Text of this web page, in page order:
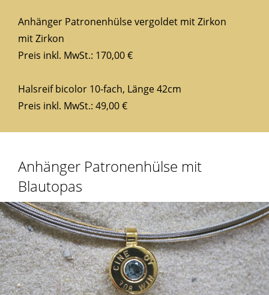
Anhänger Patronenhülse vergoldet mit Zirkon
mit Zirkon
Preis inkl. MwSt.: 170,00 €
Halsreif bicolor 10-fach, Länge 42cm
Preis inkl. MwSt.: 49,00 €
Anhänger Patronenhülse mit
Blautopas